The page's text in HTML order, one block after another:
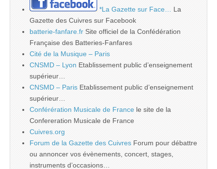
*La Gazette sur Face…
La
Gazette des Cuivres sur Facebook
batterie-fanfare.fr Site officiel de la Confédération
Française des Batteries-Fanfares
Cité de la Musique – Paris
CNSMD – Lyon Etablissement public d’enseignement
supérieur…
CNSMD – Paris Etablissement public d’enseignement
supérieur…
Conférération Musicale de France le site de la
Confereration Musicale de France
Cuivres.org
Forum de la Gazette des Cuivres Forum pour débattre
ou annoncer vos évènements, concert, stages,
instruments d’occasions…